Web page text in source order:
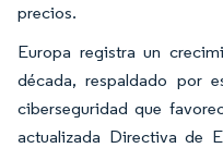
precios.
Europa registra un
década, respaldado por
ciberseguridad que
actualizada Directiva de